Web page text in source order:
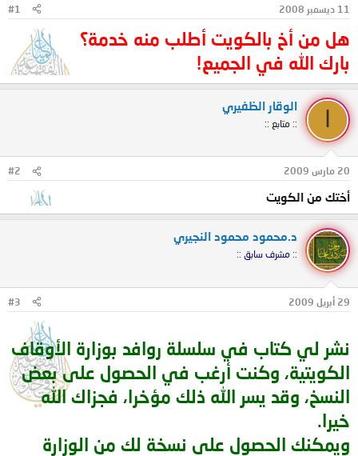
و
ء
11 ديسمبر 2008 #1
هل من أخ بالكويت أطلب منه خدمة؟
بارك الله في الجميع!
الوقار الظفيري
:: متابع ::
20 مارس 2009 #2
أختك من الكويت
د.محمود محمود النجيري
:: مشرف سابق ::
29 أبريل 2009 #3
نشر لي كتاب في سلسلة روافد بوزارة الأوقاف
الكويتية، وكنت أرغب في الحصول على بعض
النسخ، وقد يسر الله ذلك مؤخرا، فجزاك الله
خيرا.
ويمكنك الحصول على نسخة لك من الوزارة